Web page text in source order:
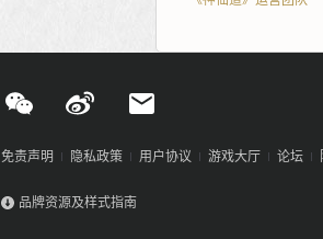
免责声明 隐私政策 用户协议 游戏大厅 论坛
品牌资源及样式指南